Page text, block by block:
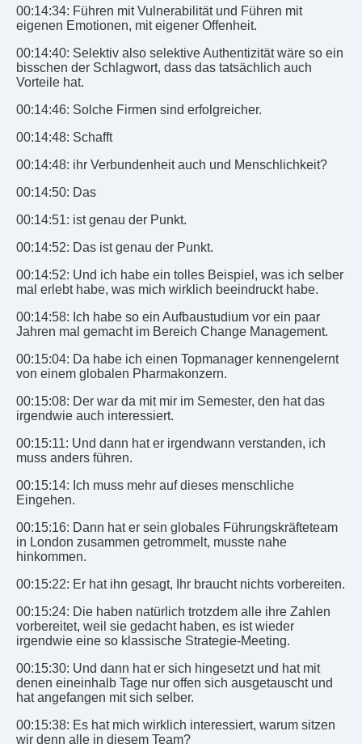
00:14:34: Führen mit Vulnerabilität und Führen mit
eigenen Emotionen, mit eigener Offenheit.
00:14:40: Selektiv also selektive Authentizität wäre so ein
bisschen der Schlagwort, dass das tatsächlich auch
Vorteile hat.
00:14:46: Solche Firmen sind erfolgreicher.
00:14:48: Schafft
00:14:48: ihr Verbundenheit auch und Menschlichkeit?
00:14:50: Das
00:14:51: ist genau der Punkt.
00:14:52: Das ist genau der Punkt.
00:14:52: Und ich habe ein tolles Beispiel, was ich selber
mal erlebt habe, was mich wirklich beeindruckt habe.
00:14:58: Ich habe so ein Aufbaustudium vor ein paar
Jahren mal gemacht im Bereich Change Management.
00:15:04: Da habe ich einen Topmanager kennengelernt
von einem globalen Pharmakonzern.
00:15:08: Der war da mit mir im Semester, den hat das
irgendwie auch interessiert.
00:15:11: Und dann hat er irgendwann verstanden, ich
muss anders führen.
00:15:14: Ich muss mehr auf dieses menschliche
Eingehen.
00:15:16: Dann hat er sein globales Führungskräfteteam
in London zusammen getrommelt, musste nahe
hinkommen.
00:15:22: Er hat ihn gesagt, Ihr braucht nichts vorbereiten.
00:15:24: Die haben natürlich trotzdem alle ihre Zahlen
vorbereitet, weil sie gedacht haben, es ist wieder
irgendwie eine so klassische Strategie-Meeting.
00:15:30: Und dann hat er sich hingesetzt und hat mit
denen eineinhalb Tage nur offen sich ausgetauscht und
hat angefangen mit sich selber.
00:15:38: Es hat mich wirklich interessiert, warum sitzen
wir denn alle in diesem Team?